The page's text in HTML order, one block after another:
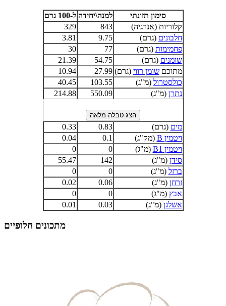
סימון תזונתי למנה\יחידה ל-100 גרם
קלוריות (אנרגיה)
843
329
חלבונים (גרם) 9.75
3.81
פחמימות (גרם) 77
30
שומנים (גרם) 54.75
21.39
מתוכםשומן רווי (גרם) 27.99
10.94
כולסטרול (מ"ג) 103.55
40.45
נתרן (מ"ג) 550.09
214.88
מים (גרם) 0.83
0.33
ויטמין B
(מק"ג) 0.1
0.04
ויטמין B1
(מ"ג) 0
0
סידן (מ"ג) 142
55.47
ברזל (מ"ג) 0
0
זרחן (מ"ג) 0.06
0.02
אבץ (מ"ג) 0
0
אשלגן (מ"ג) 0.03
0.01
מתכונים חלופיים